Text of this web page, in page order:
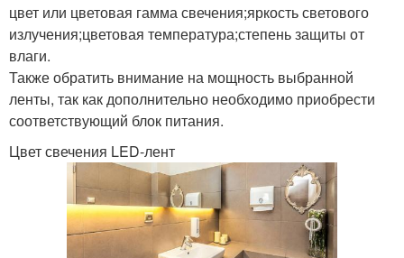
цвет или цветовая гамма свечения;яркость светового
излучения;цветовая температура;степень защиты от
влаги.
Также обратить внимание на мощность выбранной
ленты, так как дополнительно необходимо приобрести
соответствующий блок питания.
Цвет свечения LED-лент